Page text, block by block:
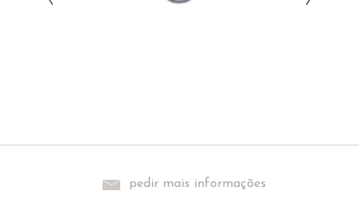
pedir mais informações